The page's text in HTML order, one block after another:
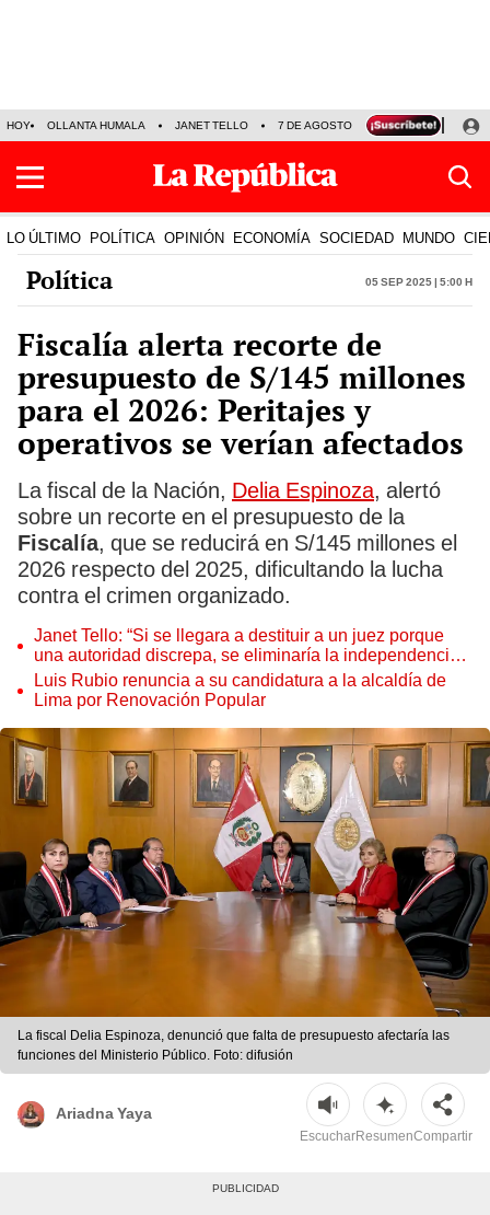
HOY OLLANTA HUMALA JANET TELLO 7 DE AGOSTO TINKA RESULTADOS
LO ÚLTIMO POLÍTICA OPINIÓN ECONOMÍA SOCIEDAD MUNDO
Política 05 Sep 2025 | 5:00 h
Fiscalía alerta recorte de
presupuesto de S/145 millones
para el 2026: Peritajes y
operativos se verían afectados
La fiscal de la Nación, Delia Espinoza, alertó
sobre un recorte en el presupuesto de la
Fiscalía, que se reducirá en S/145 millones el
2026 respecto del 2025, dificultando la lucha
contra el crimen organizado.
Janet Tello: “Si se llegara a destituir a un juez porque
una autoridad discrepa, se eliminaría la independencia
judicial”
Luis Rubio renuncia a su candidatura a la alcaldía de
Lima por Renovación Popular
La fiscal Delia Espinoza, denunció que falta de presupuesto afectaría las
funciones del Ministerio Público. Foto: difusión
Ariadna Yaya
EscucharResumenCompartir